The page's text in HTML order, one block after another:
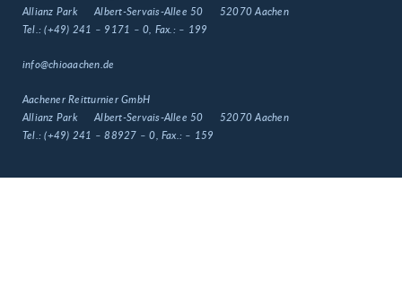
Allianz Park
Albert-Servais-Allee 50
52070 Aachen
Tel.:(+49) 241 – 9171 – 0 , Fax.: – 199
info@chioaachen.de
Aachener Reitturnier GmbH
Allianz Park
Albert-Servais-Allee 50
52070 Aachen
Tel.:(+49) 241 – 88927 – 0 , Fax.: – 159